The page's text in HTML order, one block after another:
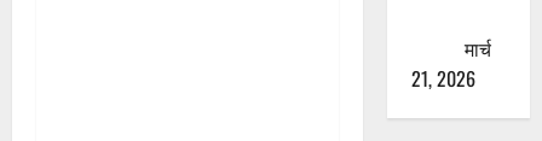
मार्च
21, 2026